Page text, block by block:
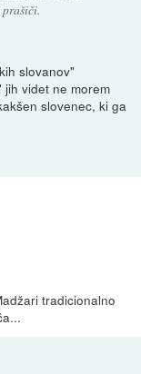
slovanov"
videt ne morem
slovenec, ki ga
tradicionalno